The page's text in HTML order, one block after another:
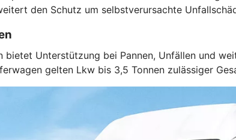
den Schutz um selbstverursachte
Unterstützung bei Pannen, Unfällen und
gelten Lkw bis 3,5 Tonnen zulässiger